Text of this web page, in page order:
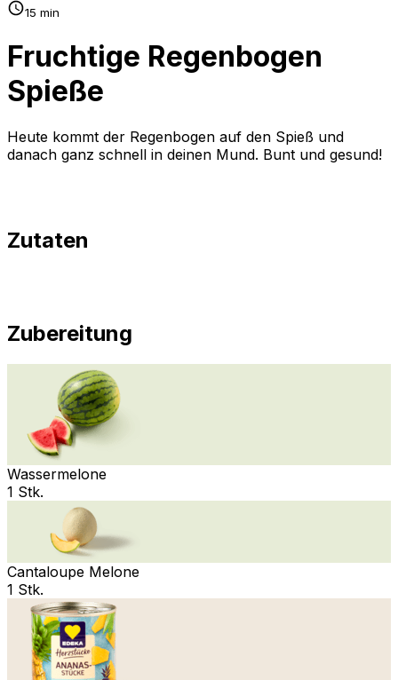
15 min
Fruchtige Regenbogen
Spieße
Heute kommt der Regenbogen auf den Spieß und
danach ganz schnell in deinen Mund. Bunt und gesund!
Zutaten
Zubereitung
Wassermelone
1 Stk.
Cantaloupe Melone
1 Stk.